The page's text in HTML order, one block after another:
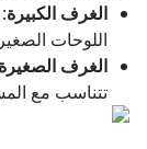
الغرف الكبيرة
اللوحات
الغرف الصغيرة
تتناسب مع